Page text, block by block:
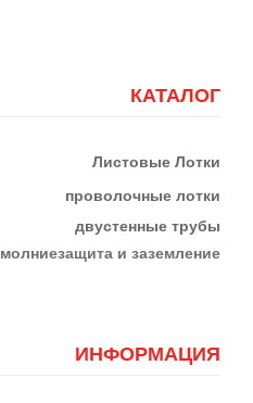
КАТАЛОГ
Листовые Лотки
проволочные лотки
двустенные трубы
молниезащита и заземление
ИНФОРМАЦИЯ